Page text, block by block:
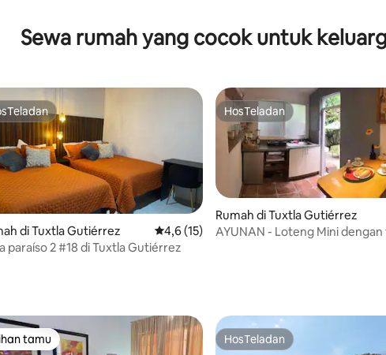
Sewa rumah yang cocok untuk
dari 5, 33 ulasan
di Tuxtla Gutiérrez Nilai rata-rata 4,6 dari 5, 15 ulasan
4,6 (15)
paraíso 2 #18 di Tuxtla Gutiérrez
HosTeladan
HosTeladan
Rumah di Tuxtla Gutiérrez
AYUNAN - Loteng Mini
tamu
tamu HosTeladan
HosTeladan